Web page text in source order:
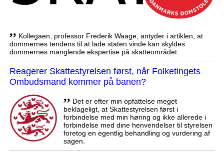
,, Kollegaen, professor Frederik Waage, antyder i artiklen, at
dommernes tendens til at lade staten vinde kan skyldes
dommernes manglende ekspertise på skatteområdet.
Reagerer Skattestyrelsen først, når Folketingets
Ombudsmand kommer på banen?
,, Det er efter min opfattelse meget
beklageligt, at Skattestyrelsen først i
forbindelse med min høring og ikke allerede i
forbindelse med dine henvendelser til styrelsen
foretog en egentlig behandling og vurdering af
sagen.